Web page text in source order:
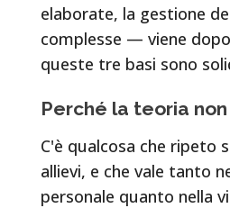
elaborate, la gestione
complesse — viene
queste tre basi sono
Perché la teoria
C'è qualcosa che ripeto
allievi, e che vale tanto
personale quanto nella